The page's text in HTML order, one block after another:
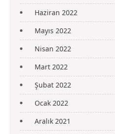
Haziran 2022
Mayıs 2022
Nisan 2022
Mart 2022
Şubat 2022
Ocak 2022
Aralık 2021